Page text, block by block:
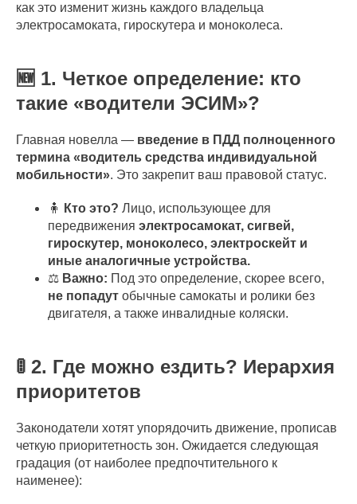
как это изменит жизнь каждого владельца
электросамоката, гироскутера и моноколеса.
🆕 1. Четкое определение: кто
такие «водители ЭСИМ»?
Главная новелла — введение в ПДД полноценного
термина «водитель средства индивидуальной
мобильности». Это закрепит ваш правовой статус.
🧍 Кто это? Лицо, использующее для
передвижения электросамокат, сигвей,
гироскутер, моноколесо, электроскейт и
иные аналогичные устройства.
⚖️ Важно: Под это определение, скорее всего,
не попадут обычные самокаты и ролики без
двигателя, а также инвалидные коляски.
🚦 2. Где можно ездить? Иерархия
приоритетов
Законодатели хотят упорядочить движение, прописав
четкую приоритетность зон. Ожидается следующая
градация (от наиболее предпочтительного к
наименее):